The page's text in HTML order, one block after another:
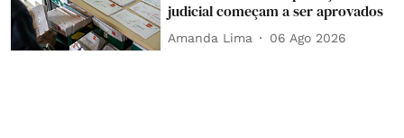
judicial começam a ser aprovados
Amanda Lima 06 Ago 2026